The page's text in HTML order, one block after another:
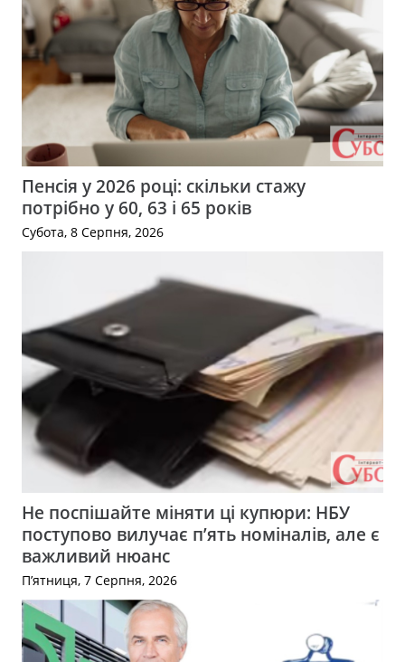
Пенсія у 2026 році: скільки стажу
потрібно у 60, 63 і 65 років
Субота, 8 Серпня, 2026
Не поспішайте міняти ці купюри: НБУ
поступово вилучає п’ять номіналів, але є
важливий нюанс
П’ятниця, 7 Серпня, 2026